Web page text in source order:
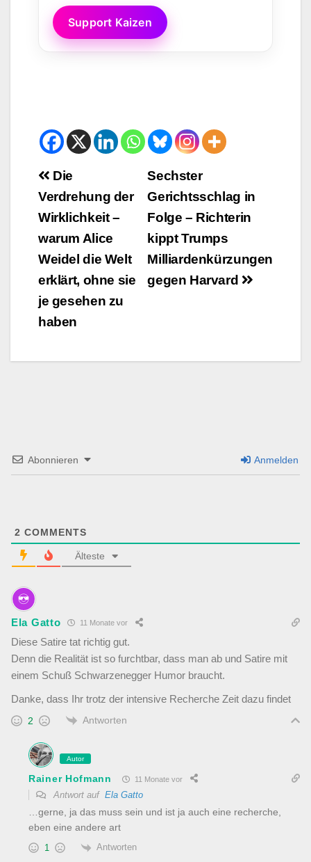
Support Kaizen
Beitrags-
Navigation
Sechster
Gerichtsschlag in
Folge – Richterin
kippt Trumps
Milliardenkürzungen
gegen Harvard
Die
Verdrehung der
Wirklichkeit –
warum Alice
Weidel die Welt
erklärt, ohne sie
je gesehen zu
haben
Abonnieren Anmelden
2 COMMENTS
Älteste
Ela Gatto 11 Monate vor
Diese Satire tat richtig gut.
Denn die Realität ist so furchtbar, dass man ab und Satire mit
einem Schuß Schwarzenegger Humor braucht.
Danke, dass Ihr trotz der intensive Recherche Zeit dazu findet
2 Antworten
Autor
Rainer Hofmann 11 Monate vor
Antwort auf Ela Gatto
…gerne, ja das muss sein und ist ja auch eine recherche,
eben eine andere art
1 Antworten